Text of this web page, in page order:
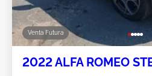
Venta Futura
2022 ALFA ROMEO